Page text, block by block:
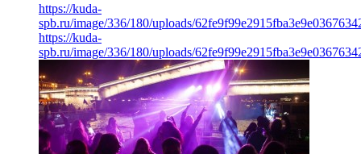
https://kuda-
spb.ru/image/336/180/uploads/
https://kuda-
spb.ru/image/336/180/uploads/